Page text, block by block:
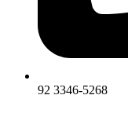
92 3346-5268